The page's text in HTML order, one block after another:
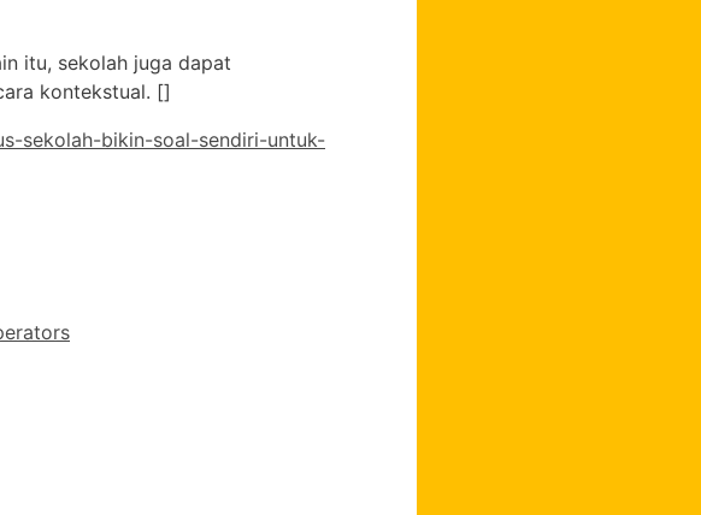
itu, sekolah juga dapat
kontekstual. []
sekolah-bikin-soal-sendiri-untuk-